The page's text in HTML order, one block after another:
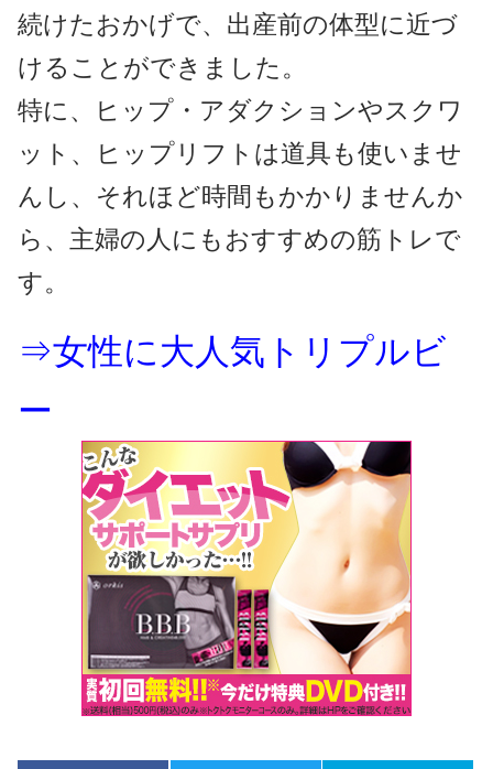
続けたおかげで、出産前の体型に近づ
けることができました。
特に、ヒップ・アダクションやスクワ
ット、ヒップリフトは道具も使いませ
んし、それほど時間もかかりませんか
ら、主婦の人にもおすすめの筋トレで
す。
⇒女性に大人気トリプルビ
ー